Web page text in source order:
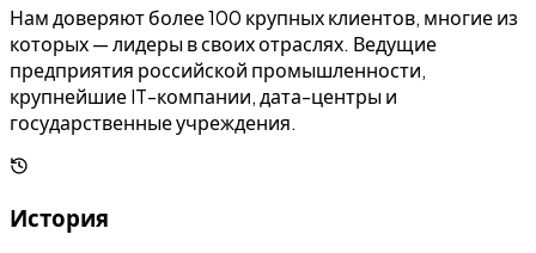
Нам доверяют более 100 крупных клиентов, многие из
которых — лидеры в своих отраслях. Ведущие
предприятия российской промышленности,
крупнейшие IT-компании, дата-центры и
государственные учреждения.
История